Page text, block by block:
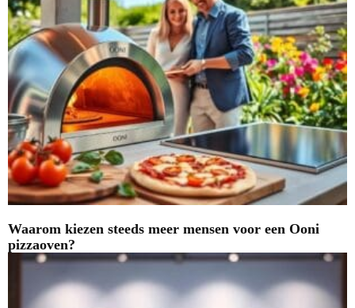
Waarom kiezen steeds meer mensen voor een Ooni
pizzaoven?